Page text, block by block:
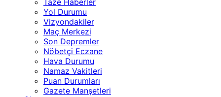
Taze Haberler
Yol Durumu
Vizyondakiler
Maç Merkezi
Son Depremler
Nöbetçi Eczane
Hava Durumu
Namaz Vakitleri
Puan Durumları
Gazete Manşetleri